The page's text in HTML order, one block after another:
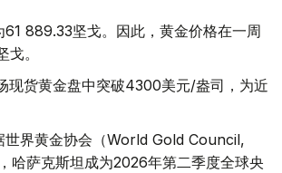
61 889.33坚戈。因此，黄金价格在一周
。
现货黄金盘中突破4300美元/盎司，为近
世界黄金协会（World Gold Council,
哈萨克斯坦成为2026年第二季度全球央